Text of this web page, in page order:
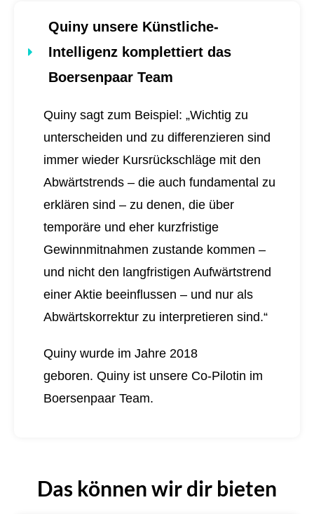
Quiny unsere Künstliche-
Intelligenz komplettiert das
Boersenpaar Team
Quiny sagt zum Beispiel: „Wichtig zu
unterscheiden und zu differenzieren sind
immer wieder Kursrückschläge mit den
Abwärtstrends – die auch fundamental zu
erklären sind – zu denen, die über
temporäre und eher kurzfristige
Gewinnmitnahmen zustande kommen –
und nicht den langfristigen Aufwärtstrend
einer Aktie beeinflussen – und nur als
Abwärtskorrektur zu interpretieren sind.“
Quiny wurde im Jahre 2018
geboren. Quiny ist unsere Co-Pilotin im
Boersenpaar Team.
Das können wir dir bieten